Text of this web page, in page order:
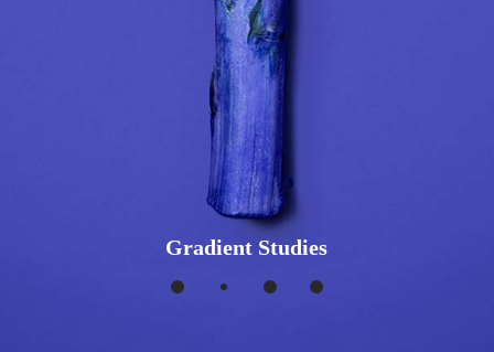
Gradient Studies